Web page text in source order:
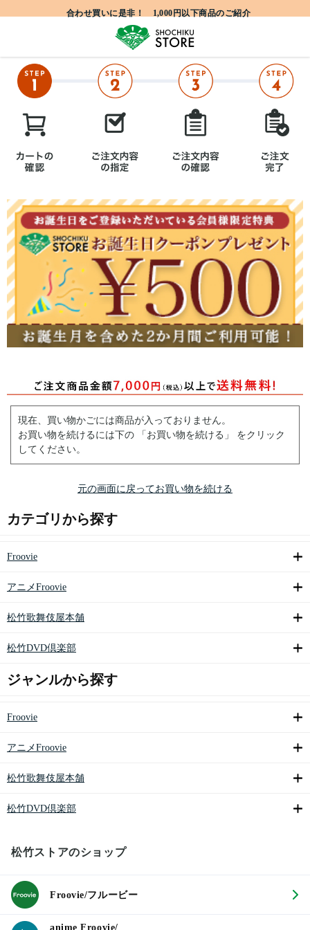
合わせ買いに是非！ 1,000円以下商品のご紹介
現在、買い物かごには商品が入っておりません。
お買い物を続けるには下の 「お買い物を続ける」 をクリック
してください。
元の画面に戻ってお買い物を続ける
カテゴリから探す
Froovie
アニメFroovie
松竹歌舞伎屋本舗
松竹DVD倶楽部
ジャンルから探す
Froovie
アニメFroovie
松竹歌舞伎屋本舗
松竹DVD倶楽部
松竹ストアのショップ
Froovie/フルービー
anime Froovie/